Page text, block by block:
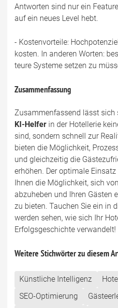
Antworten sind nur ein
auf ein neues Level hebt.
- Kostenvorteile:
kosten. In anderen Worten:
teure Systeme setzen zu
Zusammenfassung
Zusammenfassend lässt sich
KI-Helfer in der Hotellerie
sind, sondern schnell zur
bieten die Möglichkeit,
und gleichzeitig die
erhöhen. Der optimale
Ihnen die Möglichkeit, sich
abzuheben und Ihren Gästen
zu bieten. Tauchen Sie ein in
werden sehen, wie sich Ihr
Erfolgsgeschichte verwandelt!
Weitere Stichwörter zu diesem
Künstliche Intelligenz
SEO-Optimierung